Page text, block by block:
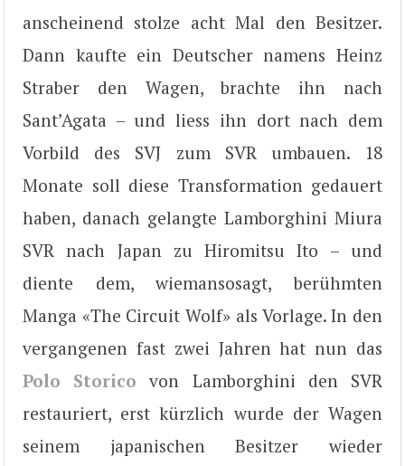
anscheinend stolze acht Mal den Besitzer.
Dann kaufte ein Deutscher namens Heinz
Straber den Wagen, brachte ihn nach
Sant’Agata – und liess ihn dort nach dem
Vorbild des SVJ zum SVR umbauen. 18
Monate soll diese Transformation gedauert
haben, danach gelangte Lamborghini Miura
SVR nach Japan zu Hiromitsu Ito – und
diente dem, wiemansosagt, berühmten
Manga «The Circuit Wolf» als Vorlage. In den
vergangenen fast zwei Jahren hat nun das
Polo Storico von Lamborghini den SVR
restauriert, erst kürzlich wurde der Wagen
seinem japanischen Besitzer wieder